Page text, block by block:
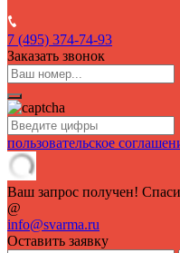
7 (495) 374-74-93
Заказать звонок
пользовательское
Ваш запрос получен!
@
info@svarma.ru
Оставить заявку